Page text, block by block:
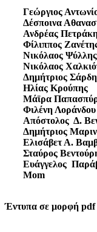
Γεώργιος
Δέσποινα
Ανδρέας
Φίλιππος
Νικόλαος Ψύλλης
Νικόλαος
Δημήτριος
Ηλίας Κρούπης
Μάϊρα
Φιλένη Λοράνδου
Απόστολος Δ.
Δημήτριος
Ελισάβετ Α.
Σταύρος
Ευάγγελος
Mom
Έντυπα σε μορφή pdf